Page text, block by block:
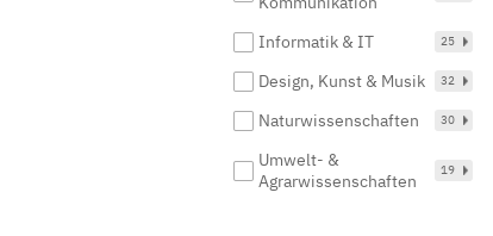
Informatik & IT 25
Design, Kunst & Musik 32
Naturwissenschaften 30
Umwelt- &
Agrarwissenschaften
19